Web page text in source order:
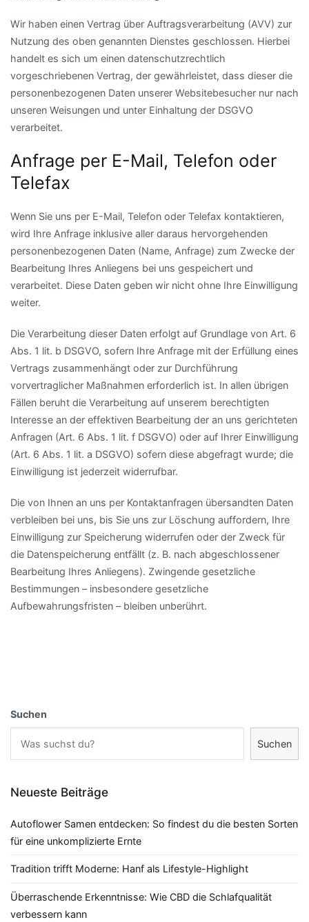
Wir haben einen Vertrag über Auftragsverarbeitung (AVV) zur
Nutzung des oben genannten Dienstes geschlossen. Hierbei
handelt es sich um einen datenschutzrechtlich
vorgeschriebenen Vertrag, der gewährleistet, dass dieser die
personenbezogenen Daten unserer Websitebesucher nur nach
unseren Weisungen und unter Einhaltung der DSGVO
verarbeitet.
Anfrage per E-Mail, Telefon oder
Telefax
Wenn Sie uns per E-Mail, Telefon oder Telefax kontaktieren,
wird Ihre Anfrage inklusive aller daraus hervorgehenden
personenbezogenen Daten (Name, Anfrage) zum Zwecke der
Bearbeitung Ihres Anliegens bei uns gespeichert und
verarbeitet. Diese Daten geben wir nicht ohne Ihre Einwilligung
weiter.
Die Verarbeitung dieser Daten erfolgt auf Grundlage von Art. 6
Abs. 1 lit. b DSGVO, sofern Ihre Anfrage mit der Erfüllung eines
Vertrags zusammenhängt oder zur Durchführung
vorvertraglicher Maßnahmen erforderlich ist. In allen übrigen
Fällen beruht die Verarbeitung auf unserem berechtigten
Interesse an der effektiven Bearbeitung der an uns gerichteten
Anfragen (Art. 6 Abs. 1 lit. f DSGVO) oder auf Ihrer Einwilligung
(Art. 6 Abs. 1 lit. a DSGVO) sofern diese abgefragt wurde; die
Einwilligung ist jederzeit widerrufbar.
Die von Ihnen an uns per Kontaktanfragen übersandten Daten
verbleiben bei uns, bis Sie uns zur Löschung auffordern, Ihre
Einwilligung zur Speicherung widerrufen oder der Zweck für
die Datenspeicherung entfällt (z. B. nach abgeschlossener
Bearbeitung Ihres Anliegens). Zwingende gesetzliche
Bestimmungen – insbesondere gesetzliche
Aufbewahrungsfristen – bleiben unberührt.
Suchen
Suchen
Neueste Beiträge
Autoflower Samen entdecken: So findest du die besten Sorten
für eine unkomplizierte Ernte
Tradition trifft Moderne: Hanf als Lifestyle-Highlight
Überraschende Erkenntnisse: Wie CBD die Schlafqualität
verbessern kann